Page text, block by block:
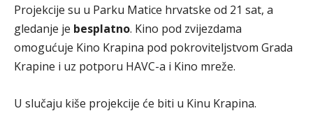
Projekcije su u Parku Matice hrvatske od 21 sat, a
gledanje je besplatno. Kino pod zvijezdama
omogućuje Kino Krapina pod pokroviteljstvom Grada
Krapine i uz potporu HAVC-a i Kino mreže.
U slučaju kiše projekcije će biti u Kinu Krapina.